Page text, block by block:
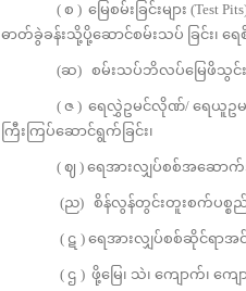
( စ ) မြေစမ်းခြင်းများ (Test Pits)
ဓာတ်ခွဲခန်းသို့ပို့ဆောင်စမ်းသပ် ခြင်း၊ ရေ
(ဆ) စမ်းသပ်ဘိလပ်မြေဖိသွင်းခြင်း
( ဇ ) ရေလွှဲဥမင်လိုဏ်/ ရေယူဥမင်လို
ကြီးကြပ်ဆောင်ရွက်ခြင်း၊
( ဈ ) ရေအားလျှပ်စစ်အဆောက်အအုံလုပ်
(ည) စိန်လွန်တွင်းတူးစက်ပစ္စည်းနှင့်
( ဋ ) ရေအားလျှပ်စစ်ဆိုင်ရာအင်ဂျ
( ဌ ) ဖို့မြေ၊ သဲ၊ ကျောက်၊ ကျော